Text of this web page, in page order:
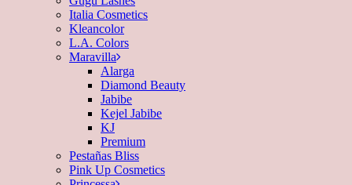
Italia Cosmetics
Kleancolor
L.A. Colors
Maravilla
Alarga
Diamond Beauty
Jabibe
Kejel Jabibe
KJ
Premium
Pestañas Bliss
Pink Up Cosmetics